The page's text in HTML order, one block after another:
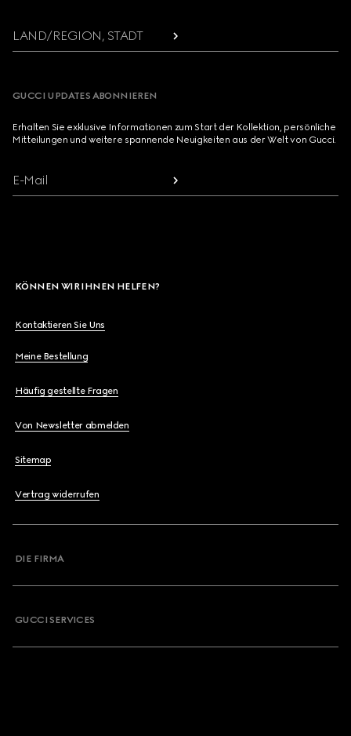
LAND/REGION, STADT
GUCCI UPDATES ABONNIEREN
Erhalten Sie exklusive Informationen zum Start der Kollektion, persönliche
Mitteilungen und weitere spannende Neuigkeiten aus der Welt von Gucci.
E-Mail
KÖNNEN WIR IHNEN HELFEN?
Kontaktieren Sie Uns
Meine Bestellung
Häufig gestellte Fragen
Von Newsletter abmelden
Sitemap
Vertrag widerrufen
DIE FIRMA
GUCCI SERVICES